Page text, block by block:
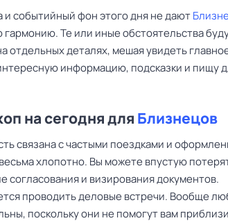
и событийный фон этого дня не дают
Те или иные обстоятельства
отдельных деталях, мешая увидеть
информацию, подсказки и пищу
на сегодня для Близнецов
связана с частыми поездками и
хлопотно. Вы можете впустую
согласования и визирования документов.
проводить деловые встречи. Вообще
поскольку они не помогут вам